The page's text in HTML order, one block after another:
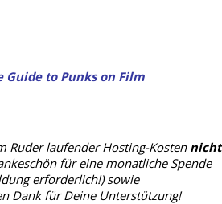
Guide to Punks on Film
Ruder laufender Hosting-Kosten nicht
für eine monatliche Spende
erforderlich!) sowie
Dank für Deine Unterstützung!